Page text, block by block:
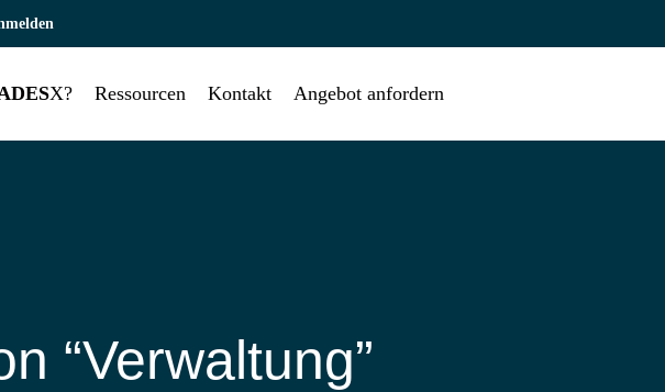
X? Ressourcen Kontakt Angebot anfordern
“Verwaltung”